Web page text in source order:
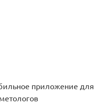
приложение для